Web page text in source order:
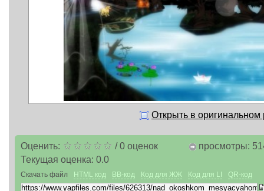
Открыть в оригинальном
Оценить: /0оценок
Текущая оценка: 0.0
просмотры:
Скачать файл HTML код BB-код Код для ЖЖ Код для LI QR-код